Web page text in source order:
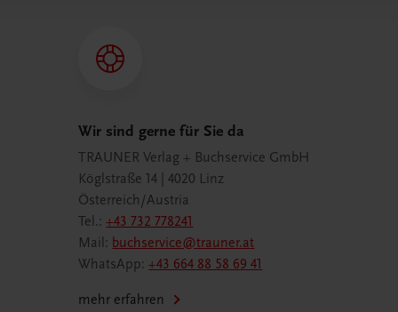
Wir sind gerne für Sie da
TRAUNER Verlag + Buchservice GmbH
Köglstraße 14 | 4020 Linz
Österreich/Austria
Tel.:+43 732 778241
Mail: buchservice@trauner.at
WhatsApp:+43 664 88 58 69 41
mehr erfahren